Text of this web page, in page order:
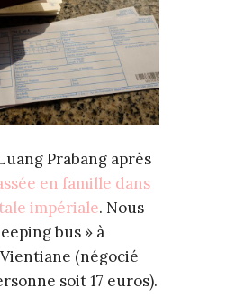
Prabang après
en famille dans
impériale. Nous
bus » à
(négocié
soit 17 euros).